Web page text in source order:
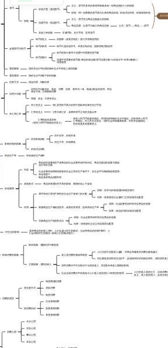
货币
职能
价值尺度（观念货币）
含义：货币所具有的表现和衡量其他一切商品价值大小的职能
价格：用一定数量的货币表示出来的商品价值。价值决定价格，价格体现价值
流通手段（现实货币）
含义：货币充当商品交换媒介的职能
商品流通：以货币为媒介的商品交换 公式：货币——商品——货币
其他三种职能 贮藏手段、支付手段、世界货币
基本职能
金属货币与纸币
纸币的含义 由国家（或某些地区）发行并强制使用的
纸币的本质 纸币只是价值符号，本身没有价值，国家强制方能使用
纸币的发行
纸币的发行量等于流通中所需要的货币量
流通中所需要的货币量=商品价格总额/货币流通次数=W价格水平×待售W数量/G
流通速度
通货膨胀 指经济运行中出现的物价总水平持续上涨的现象
通货紧缩 物价总水平持续下跌的现象
结算方式 现金结算，转账结算
信用卡功能
信用卡可以集存款、取款、消费、结算、查询为一体，能减少现金的使用，简化
收款手续，方便购物消费
简捷、安全、方便等优点
外汇和汇率
外汇的含义 外汇是用外币表示的用于国际间结算的支付手段
汇率的含义 汇率又称汇价，是两种货币之间的兑换比率
汇率的波动及影响
（保持人民币币值稳定的意义）
保存人民币币值基本稳定，即对内保持物价总水平稳定，对外保持人民币
汇率稳定，对人民生活安定、经济社会持续健康发展，对世界金融稳定、
经济发展具有重要意义
影响价格的因素
供求影响价格
供不应求，价格升高
供过于求，价格降低
价值决定价格
劳动生产率 劳动者的生产效率
价值规律
内容
商品的价值量由生产该商品的社会必要劳动时间决定，商品交换以价值量为基础
实行等价交换
社会必要劳动时间指现有的社会正常的生产条件下，在社会平均劳动熟练程度和
劳动强度下
制造某种商品的需时间
表现形式 商品价格受供求关系的影响，围绕价值上下波动
作用
调节劳动力和生产资料在社会生产各部门的分配
原因：供求与价格相互影响相互制约
结果：使资源在社会各部门之间实现优化配置
刺激商品生产者改进技术，改善经营管理，提高劳动生产率
原因：社会必要劳动时间决定商品价值量
结果：使企业内部实现优化配置
导致商品生产的优胜劣汰
原因：社会必要劳动时间决定商品价值量
结果：使资源在企业之间实现优化配置
对生活的影响
某种商品的价格上升时，人们会减少对它的购买；当这种商品的价格下降时，人
们会增加对它的购买（影响人们的购买能力）
影响消费的因素
根本因素：我国经济不断发展
主要因素：居民的收入
收入是消费的基础和前提
人们当前可支配收入越多，对商品和服务的消费总量就越大
所以要提高居民的生活水平，必须保持经济的稳定增长，增加居民收入
居民消费水平不仅取决于当前的收入，而且受未来收入预期的影响
社会总体消费水平的高低与人们收入差距的大小有密切的联系
人们的收入差距过大，总体消费
反之，收入差距缩小，会使总体
消费的类型
按交易方式
钱货两清的消费
贷款消费
租赁消费
按消费目的
生存资料消费
发展资料消费
享受资料消费
消费心理
从众心理
求异心理
攀比心理
求实心理